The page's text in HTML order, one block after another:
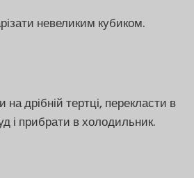
невеликим кубиком.
дрібній тертці, перекласти в
і прибрати в холодильник.